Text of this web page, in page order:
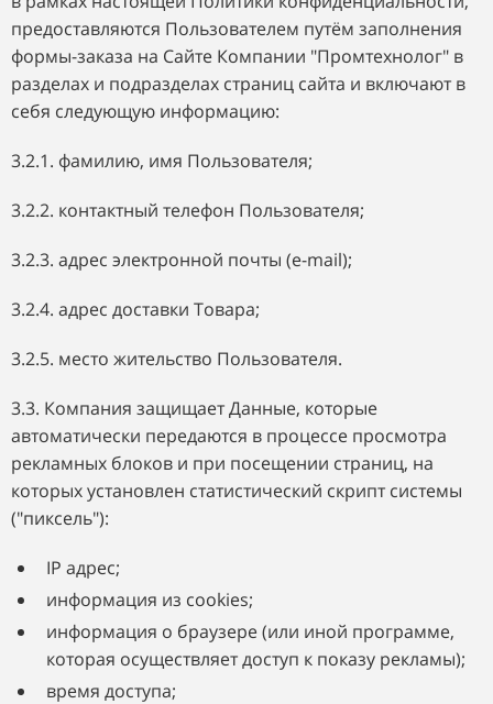
предоставляются Пользователем путём заполнения
формы-заказа на Сайте Компании "Промтехнолог" в
разделах и подразделах страниц сайта и включают в
себя следующую информацию:
3.2.1. фамилию, имя Пользователя;
3.2.2. контактный телефон Пользователя;
3.2.3. адрес электронной почты (e-mail);
3.2.4. адрес доставки Товара;
3.2.5. место жительство Пользователя.
3.3. Компания защищает Данные, которые
автоматически передаются в процессе просмотра
рекламных блоков и при посещении страниц, на
которых установлен статистический скрипт системы
("пиксель"):
IP адрес;
информация из cookies;
информация о браузере (или иной программе,
которая осуществляет доступ к показу рекламы);
время доступа;